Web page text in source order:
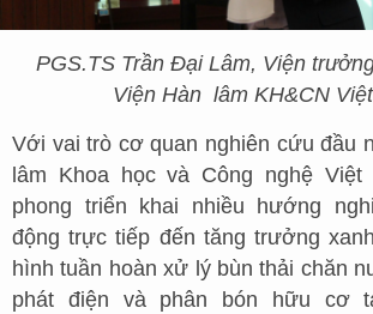
PGS.TS Trần Đại Lâm, Viện
Viện Hàn lâm KH&CN
Với vai trò cơ quan nghiên cứu đầu
lâm Khoa học và Công nghệ Việt
phong triển khai nhiều hướng
động trực tiếp đến tăng trưởng
hình tuần hoàn xử lý bùn thải chăn
phát điện và phân bón hữu cơ